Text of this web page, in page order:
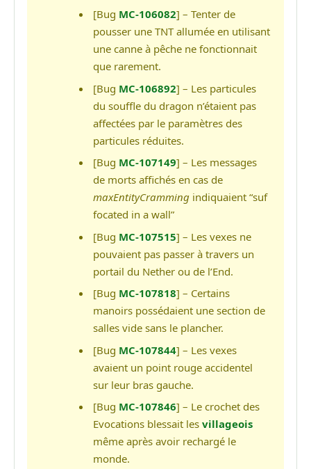
[Bug MC-106082] – Tenter de
pousser une TNT allumée en utilisant
une canne à pêche ne fonctionnait
que rarement.
[Bug MC-106892] – Les particules
du souffle du dragon n’étaient pas
affectées par le paramètres des
particules réduites.
[Bug MC-107149] – Les messages
de morts affichés en cas de
maxEntityCramming indiquaient “suf
focated in a wall”
[Bug MC-107515] – Les vexes ne
pouvaient pas passer à travers un
portail du Nether ou de l’End.
[Bug MC-107818] – Certains
manoirs possédaient une section de
salles vide sans le plancher.
[Bug MC-107844] – Les vexes
avaient un point rouge accidentel
sur leur bras gauche.
[Bug MC-107846] – Le crochet des
Evocations blessait les villageois
même après avoir rechargé le
monde.